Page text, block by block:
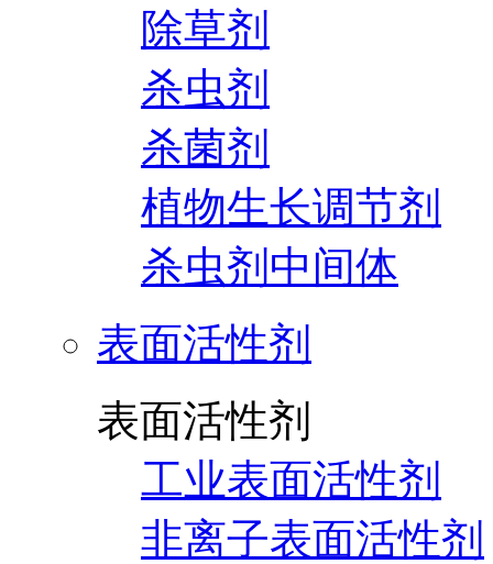
除草剂
杀虫剂
杀菌剂
植物生长调节剂
杀虫剂中间体
表面活性剂
表面活性剂
工业表面活性剂
非离子表面活性剂